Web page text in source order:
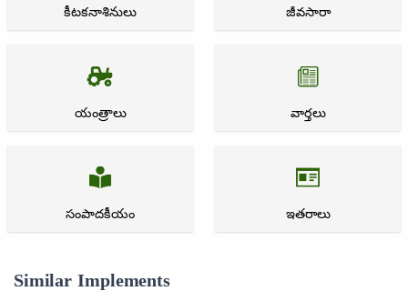
కీటకనాశినులు జీవసారా
యంత్రాలు వార్తలు
సంపాదకీయం ఇతరాలు
Similar Implements